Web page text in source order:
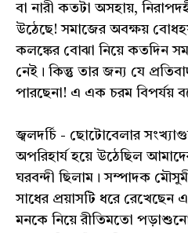
বা নারী কতটা অসহায়,
উঠেছে! সমাজের অবক্ষয়
কলঙ্কের বোঝা নিয়ে কতদিন
নেই। কিন্তু তার জন্য যে
পারছেনা! এ এক চরম বিপর্যয়
জ্বলদর্চি - ছোটোবেলার
অপরিহার্য হয়ে উঠেছিল
ঘরবন্দী ছিলাম। সম্পাদক
সাধের প্রয়াসটি ধরে
মনকে নিয়ে রীতিমতো